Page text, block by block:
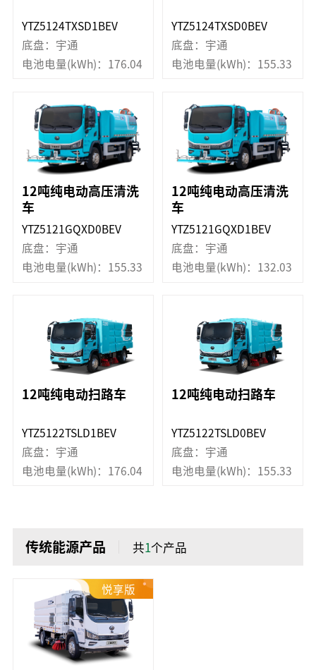
YTZ5124TXSD1BEV
底盘：宇通
电池电量(kWh)：176.04
YTZ5124TXSD0BEV
底盘：宇通
电池电量(kWh)：155.33
12吨纯电动高压清洗
车
YTZ5121GQXD0BEV
底盘：宇通
电池电量(kWh)：155.33
12吨纯电动高压清洗
车
YTZ5121GQXD1BEV
底盘：宇通
电池电量(kWh)：132.03
12吨纯电动扫路车
YTZ5122TSLD1BEV
底盘：宇通
电池电量(kWh)：176.04
12吨纯电动扫路车
YTZ5122TSLD0BEV
底盘：宇通
电池电量(kWh)：155.33
传统能源产品 共1 个产品
悦享版